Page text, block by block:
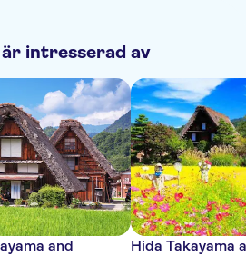
intresserad av
and
Hida Takayama